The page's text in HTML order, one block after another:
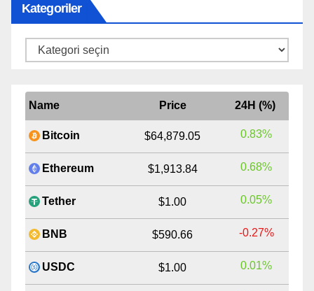
Kategoriler
Kategoriler
Name Price 24H (%)
Bitcoin $64,879.05 0.83%
Ethereum $1,913.84 0.68%
Tether $1.00 0.05%
BNB $590.66 -0.27%
USDC $1.00 0.01%